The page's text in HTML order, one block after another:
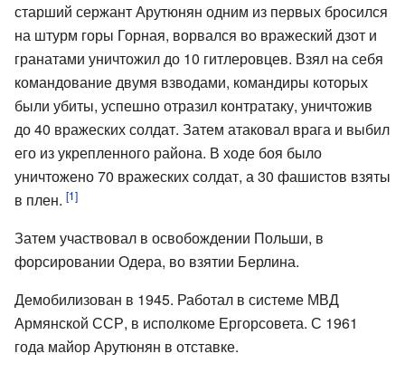
старший сержант Арутюнян одним из первых бросился
на штурм горы Горная, ворвался во вражеский дзот и
гранатами уничтожил до 10 гитлеровцев. Взял на себя
командование двумя взводами, командиры которых
были убиты, успешно отразил контратаку, уничтожив
до 40 вражеских солдат. Затем атаковал врага и выбил
его из укрепленного района. В ходе боя было
уничтожено 70 вражеских солдат, а 30 фашистов взяты
в плен. [1]
Затем участвовал в освобождении Польши, в
форсировании Одера, во взятии Берлина.
Демобилизован в 1945. Работал в системе МВД
Армянской ССР, в исполкоме Ергорсовета. С 1961
года майор Арутюнян в отставке.